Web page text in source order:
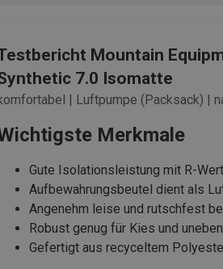
Mountain
7.0 Isomatte
| Luftpumpe (Packsack) |
Merkmale
Gute Isolationsleistung mit R-
Aufbewahrungsbeutel dient als
Angenehm leise und rutschfest
Robust genug für Kies und
Gefertigt aus recyceltem